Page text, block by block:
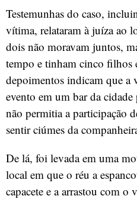
Testemunhas do caso,
vítima, relataram à juíza ao
dois não moravam juntos,
tempo e tinham cinco filhos
depoimentos indicam que a
evento em um bar da
não permitia a participação
sentir ciúmes da
De lá, foi levada em uma
local em que o réu a
capacete e a arrastou com o